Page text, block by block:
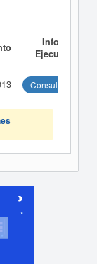
Informe
Ejecutivo
Consultar